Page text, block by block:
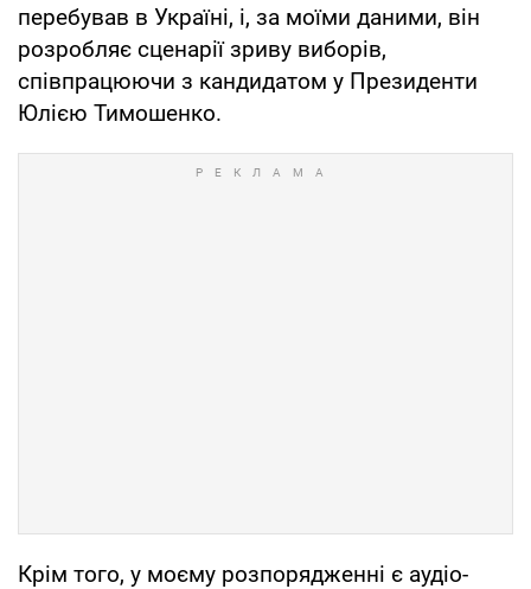
перебував в Україні, і, за моїми даними, він
розробляє сценарії зриву виборів,
співпрацюючи з кандидатом у Президенти
Юлією Тимошенко.
Крім того, у моєму розпорядженні є аудіо-